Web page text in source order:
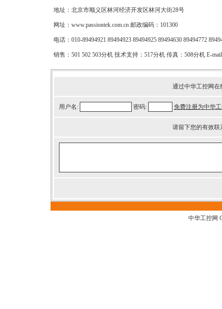
地址：北京市顺义区林河经济开发区林河大街28号
网址： www.passiontek.com.cn 邮政编码：101300
电话：010-89494921 89494923 89494925 89494630 89494772
销售：501 502 503分机 技术支持：517分机 传真：508分机 E-
通过中华工控网
用户名: 密码: 免费注册为中华
请留下您的有效
中华工控网